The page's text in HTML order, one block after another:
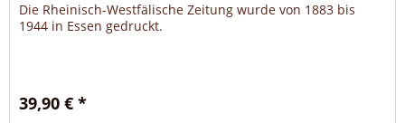
Die Rheinisch-Westfälische Zeitung wurde von 1883 bis
1944 in Essen gedruckt.
39,90 € *